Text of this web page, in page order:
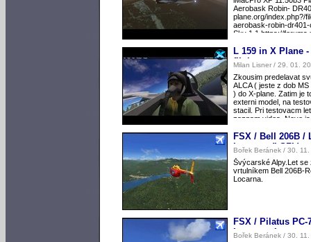
Aerobask Robin-
plane.org/index.php?/
aerobask-robin-dr401-
Sky 1.1 https://
sky/ ZonesPhoto
Simheaven Xeurope
L 159 in X Plane
flight
Milan Lisner / 29. 01.
Zkousim predelavat
ALCA ( jeste z dob
) do X-plane. Zatim je
externi model, na
stacil. Pri testovacm
zaznam videa. Nove
FSX / Bell 206B /
Locarno (LSZL)
Bořek Beránek / 30.
Švýcarské Alpy.Let se
vrtulníkem Bell 206B-
Locarna.
FSX / Pilatus PC-
Lugano - Lugano
Bořek Beránek / 30.